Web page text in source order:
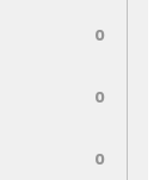
0
0
0